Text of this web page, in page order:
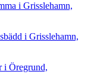
i Grisslehamn,
i Grisslehamn,
i Öregrund,